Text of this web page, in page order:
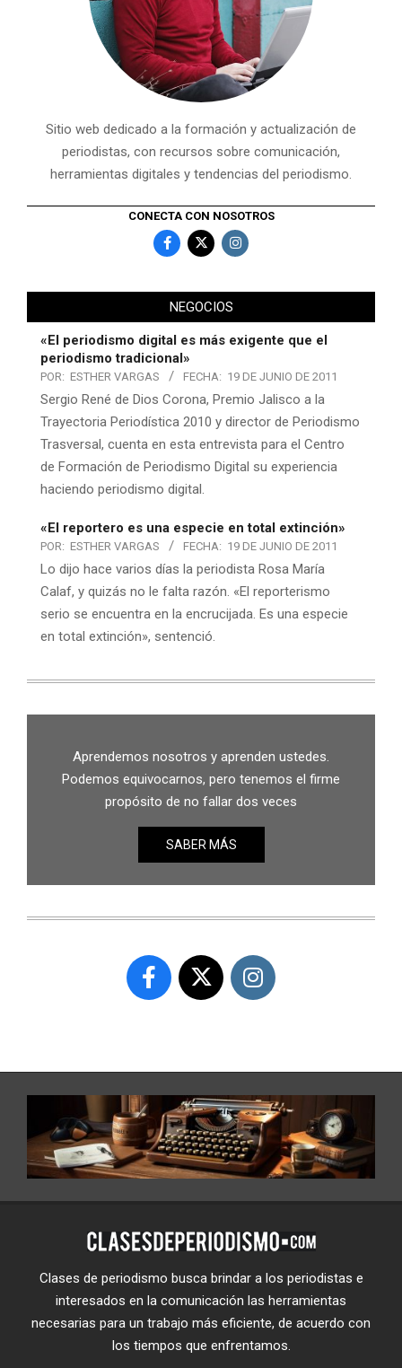
Sitio web dedicado a la formación y actualización de
periodistas, con recursos sobre comunicación,
herramientas digitales y tendencias del periodismo.
CONECTA CON NOSOTROS
NEGOCIOS
«El periodismo digital es más exigente que el
periodismo tradicional»
POR: ESTHER VARGAS FECHA: 19 DE JUNIO DE 2011
Sergio René de Dios Corona, Premio Jalisco a la
Trayectoria Periodística 2010 y director de Periodismo
Trasversal, cuenta en esta entrevista para el Centro
de Formación de Periodismo Digital su experiencia
haciendo periodismo digital.
«El reportero es una especie en total extinción»
POR: ESTHER VARGAS FECHA: 19 DE JUNIO DE 2011
Lo dijo hace varios días la periodista Rosa María
Calaf, y quizás no le falta razón. «El reporterismo
serio se encuentra en la encrucijada. Es una especie
en total extinción», sentenció.
Aprendemos nosotros y aprenden ustedes.
Podemos equivocarnos, pero tenemos el firme
propósito de no fallar dos veces
SABER MÁS
Clases de periodismo busca brindar a los periodistas e
interesados en la comunicación las herramientas
necesarias para un trabajo más eficiente, de acuerdo con
los tiempos que enfrentamos.